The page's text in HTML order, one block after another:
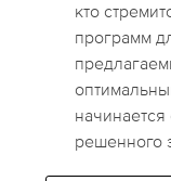
кто
программ
решенного